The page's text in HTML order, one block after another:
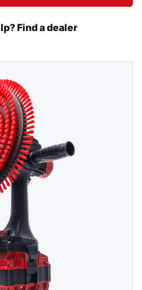
Find a dealer